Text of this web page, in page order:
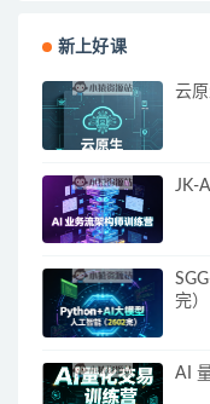
新上好课
云
JK-
完）
AI